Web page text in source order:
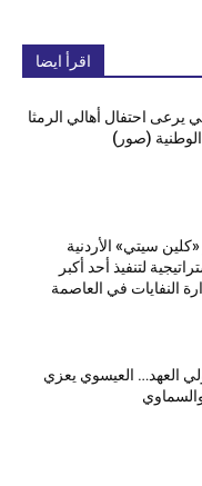
اقرأ ايضا
يرعى احتفال أهالي الرمثا
الوطنية (صور)
«كلين سيتي» الأردنية
لتنفيذ أحد أكبر
النفايات في العاصمة
العهد… العيسوي يعزي